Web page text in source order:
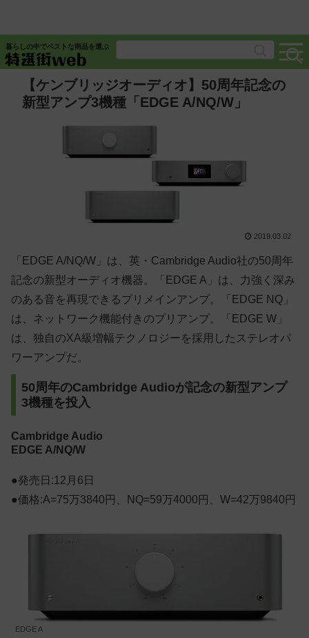
暮らしの中でベストな商品を選ぶ
【ケンブリッジオーディオ】50周年記念の
新型アンプ3機種「EDGE A/NQ/W」
2019.03.02
「EDGE A/NQ/W」は、英・Cambridge Audio社の50周年
記念の新型オーディオ機器。「EDGE A」は、力強く深み
のある音を再現できるプリメインアンプ。「EDGE NQ」
は、ネットワーク機能付きのプリアンプ。「EDGE W」
は、独自のXA級増幅テクノロジーを採用したステレオパ
ワーアンプだ。
50周年のCambridge Audioが記念の新型アンプ
3機種を投入
Cambridge Audio
EDGE A/NQ/W
●発売日:12月6日
●価格:A=75万3840円、NQ=59万4000円、W=42万9840円
EDGE A